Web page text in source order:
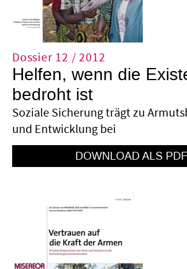
Dossier 12 / 2012
Helfen, wenn die
bedroht ist
Soziale Sicherung trägt zu
und Entwicklung bei
ENTWICKLUNGSBANK.DE/
MEDIENKOOPERA…